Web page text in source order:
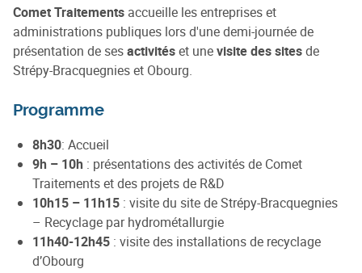
Comet Traitements accueille les entreprises et
administrations publiques lors d'une demi-journée de
présentation de sesactivitéset unevisite des sitesde
Strépy-Bracquegnies et Obourg.
Programme
8h30: Accueil
9h – 10h : présentations des activités de Comet
Traitements et des projets de R&D
10h15 – 11h15 : visite du site de Strépy-Bracquegnies
– Recyclage par hydrométallurgie
11h40-12h45 : visite des installations de recyclage
d’Obourg